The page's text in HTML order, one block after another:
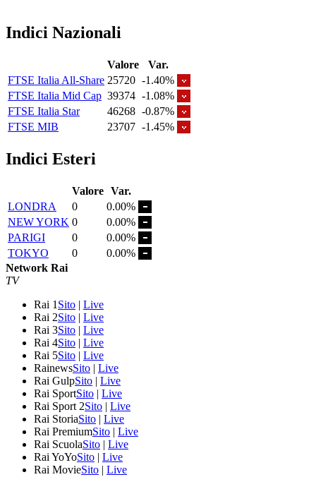
Indici Nazionali
Valore
Var.
FTSE Italia All-Share 25720 -1.40%
FTSE Italia Mid Cap 39374 -1.08%
FTSE Italia Star
46268 -0.87%
FTSE MIB
23707 -1.45%
Indici Esteri
Valore Var.
LONDRA
0
0.00%
NEW YORK 0
0.00%
PARIGI
0
0.00%
TOKYO
0
0.00%
Network Rai
TV
Rai 1 Sito | Live
Rai 2Sito | Live
Rai 3Sito | Live
Rai 4Sito | Live
Rai 5Sito | Live
RainewsSito | Live
Rai GulpSito | Live
Rai SportSito | Live
Rai Sport 2Sito | Live
Rai StoriaSito | Live
Rai PremiumSito | Live
Rai ScuolaSito | Live
Rai YoYoSito | Live
Rai MovieSito | Live